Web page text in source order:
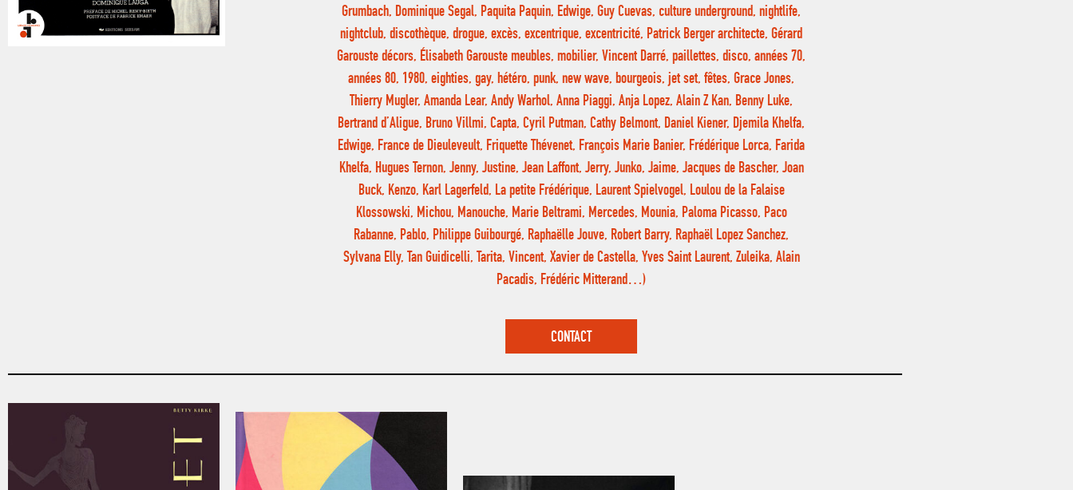
Grumbach, Dominique Segal, Paquita Paquin, Edwige, Guy Cuevas, culture underground, nightlife,
nightclub, discothèque, drogue, excès, excentrique, excentricité, Patrick Berger architecte, Gérard
Garouste décors, Élisabeth Garouste meubles, mobilier, Vincent Darré, paillettes, disco, années 70,
années 80, 1980, eighties, gay, hétéro, punk, new wave, bourgeois, jet set, fêtes, Grace Jones,
Thierry Mugler, Amanda Lear, Andy Warhol, Anna Piaggi, Anja Lopez, Alain Z Kan, Benny Luke,
Bertrand d’Aligue, Bruno Villmi, Capta, Cyril Putman, Cathy Belmont, Daniel Kiener, Djemila Khelfa,
Edwige, France de Dieuleveult, Friquette Thévenet, François Marie Banier, Frédérique Lorca, Farida
Khelfa, Hugues Ternon, Jenny, Justine, Jean Laffont, Jerry, Junko, Jaime, Jacques de Bascher, Joan
Buck, Kenzo, Karl Lagerfeld, La petite Frédérique, Laurent Spielvogel, Loulou de la Falaise
Klossowski, Michou, Manouche, Marie Beltrami, Mercedes, Mounia, Paloma Picasso, Paco
Rabanne, Pablo, Philippe Guibourgé, Raphaëlle Jouve, Robert Barry, Raphaël Lopez Sanchez,
Sylvana Elly, Tan Guidicelli, Tarita, Vincent, Xavier de Castella, Yves Saint Laurent, Zuleika, Alain
Pacadis, Frédéric Mitterand…)
CONTACT